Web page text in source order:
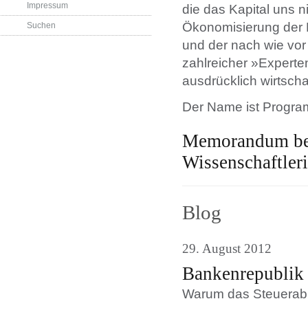
die das Kapital uns
Ökonomisierung
und der nach wie
zahlreicher
ausdrücklich
Der Name ist
Memorandum
Blog
29. August 2012
Bankenrepublik
Warum das
Impressum
Suchen